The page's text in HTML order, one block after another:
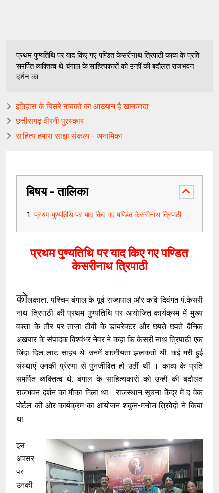
प्रथम पुण्यतिथि पर याद किए गए पण्डित केसरीनाथ त्रिपाठी काव्य के प्रति
समर्पित व्यक्तित्व थे. बंगाल के साहित्यकारों को उन्हीं की बदौलत राजभवन
दर्शन का
इतिहास के बिसरे नायकों का आख्यान है खानजादा
छत्तीसगढ़ वीरनी पुरस्कार
साहित्य हमारा साझा संकल्प - अनामिका
बिषय - तालिका
प्रथम पुण्यतिथि पर याद किए गए पण्डित केसरीनाथ त्रिपाठी
प्रथम पुण्यतिथि पर याद किए गए पण्डित
केसरीनाथ त्रिपाठी
कोलकाता. पश्चिम बंगाल के पूर्व राज्यपाल और कवि दिवंगत पं.केसरी
नाथ त्रिपाठी की प्रथम पुण्यतिथि पर आयोजित कार्यक्रम में मुख्य
वक्ता के तौर पर ताज़ा टीवी के डायरेक्टर और छपते छपते दैनिक
अखबार के संपादक विश्वंभर नेवर ने कहा कि केसरी नाथ त्रिपाठी एक
जिंदा दिल लाट साहब थे. उनमें आत्मीयता झलकती थी. कई मरी हुई
संस्थाएं उनकी प्रेरणा से पुनर्जीवित हो उठीं थीं । काव्य के प्रति
समर्पित व्यक्तित्व थे. बंगाल के साहित्यकारों को उन्हीं की बदौलत
राजभवन दर्शन का मौका मिला था। राजस्थान सूचना केंद्र में द वेक
पोर्टल की ओर कार्यक्रम का आयोजन शकुन-मनोज त्रिवेदी ने किया
था.
इस
अवसर
पर
उनकी